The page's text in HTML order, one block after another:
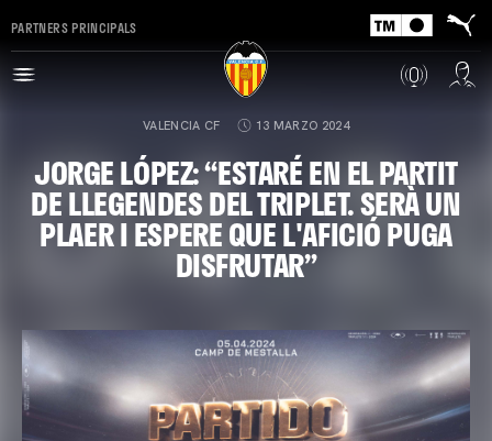
PARTNERS PRINCIPALS
VALENCIA CF 13 MARZO 2024
JORGE LÓPEZ: “ESTARÉ EN EL PARTIT
DE LLEGENDES DEL TRIPLET. SERÀ UN
PLAER I ESPERE QUE L'AFICIÓ PUGA
DISFRUTAR”